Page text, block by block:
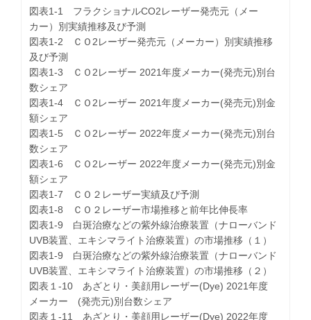
図表1-1 フラクショナルCO2レーザー発売元（メー
カー）別実績推移及び予測
図表1-2 ＣＯ2レーザー発売元（メーカー）別実績推移
及び予測
図表1-3 ＣＯ2レーザー 2021年度メーカー(発売元)別台
数シェア
図表1-4 ＣＯ2レーザー 2021年度メーカー(発売元)別金
額シェア
図表1-5 ＣＯ2レーザー 2022年度メーカー(発売元)別台
数シェア
図表1-6 ＣＯ2レーザー 2022年度メーカー(発売元)別金
額シェア
図表1-7 ＣＯ２レーザー実績及び予測
図表1-8 ＣＯ２レーザー市場推移と前年比伸長率
図表1-9 白斑治療などの紫外線治療装置（ナローバンド
UVB装置、エキシマライト治療装置）の市場推移（１）
図表1-9 白斑治療などの紫外線治療装置（ナローバンド
UVB装置、エキシマライト治療装置）の市場推移（２）
図表１-10 あざとり・美顔用レーザー(Dye) 2021年度
メーカー (発売元)別台数シェア
図表１-11 あざとり・美顔用レーザー(Dye) 2022年度